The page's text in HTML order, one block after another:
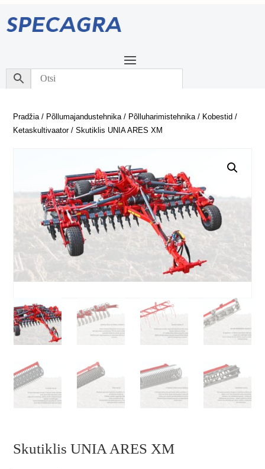
Pradžia/ Põllumajandustehnika/ Põlluharimistehnika/ Kobestid /
Ketaskultivaator/ Skutiklis UNIA ARES XM
Skutiklis UNIA ARES XM